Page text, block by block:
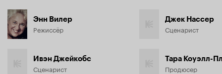
Энн Вилер
Режиссёр
Ивэн Джейкобс
Сценарист
Джек Нассер
Сценарист
Тара Коуэлл-
Продюсер